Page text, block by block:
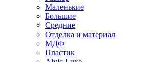
Маленькие
Большие
Средние
Отделка и материал
МДФ
Пластик